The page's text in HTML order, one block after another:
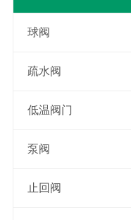
球阀
疏水阀
低温阀门
泵阀
止回阀